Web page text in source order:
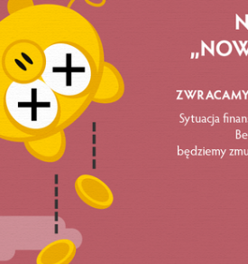
który socjalistyczną
i narodowego, co
predyspozycje intelektualne
i sprawiedliwości skłoniły
w latach 1892-1894 pobierał
finansach, prawie, ekonomii
studiował historię i
ponownie wyjechał na
je w związku ze śmiercią